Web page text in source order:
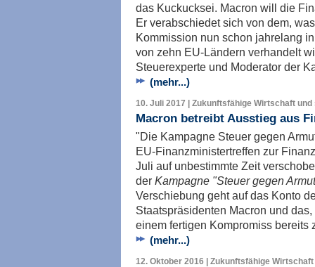
das Kuckucksei. Macron will die
Er verabschiedet sich von dem,
Kommission nun schon jahrelang
von zehn EU-Ländern verhandelt
Steuerexperte und Moderator der
(mehr...)
10. Juli 2017 | Zukunftsfähige Wirtschaft
Macron betreibt Ausstieg aus
"Die Kampagne Steuer gegen
EU-Finanzministertreffen zur
Juli auf unbestimmte Zeit
der Kampagne "Steuer gegen Armut
Verschiebung geht auf das Konto
Staatspräsidenten Macron und
einem fertigen Kompromiss bereits
(mehr...)
12. Oktober 2016 | Zukunftsfähige